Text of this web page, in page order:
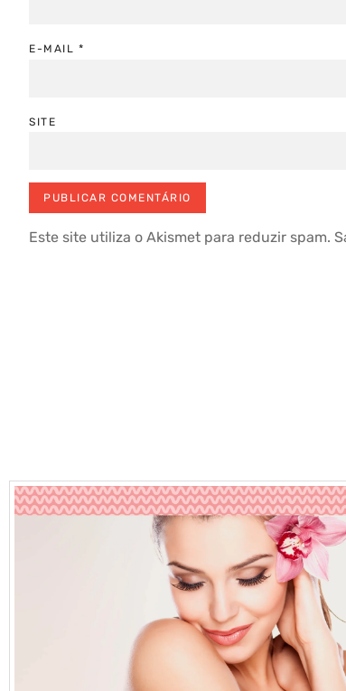
E-MAIL *
SITE
Este site utiliza o Akismet para reduzir spam.